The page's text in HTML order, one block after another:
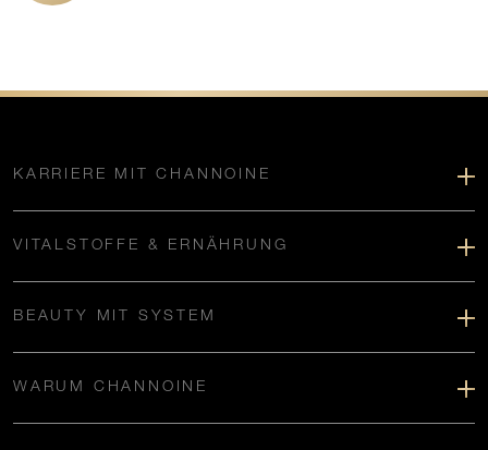
KARRIERE MIT CHANNOINE
VITALSTOFFE & ERNÄHRUNG
BEAUTY MIT SYSTEM
WARUM CHANNOINE